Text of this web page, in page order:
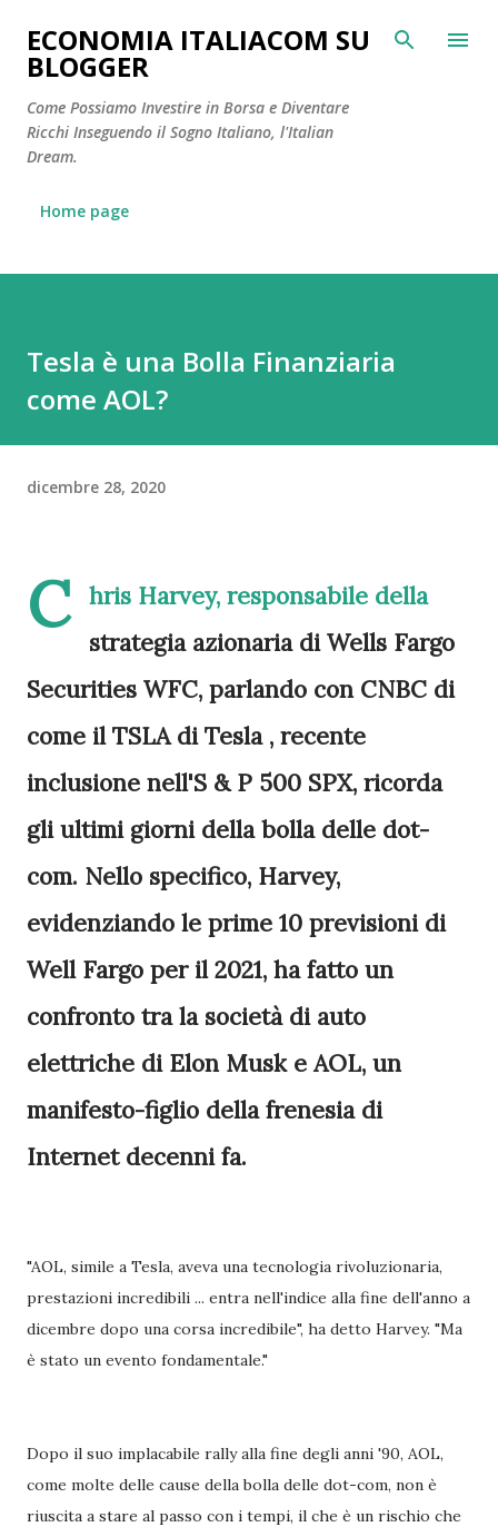
Passa ai contenuti principali
ECONOMIA ITALIACOM SU
BLOGGER
Come Possiamo Investire in Borsa e Diventare
Ricchi Inseguendo il Sogno Italiano, l'Italian
Dream.
Home page
Tesla è una Bolla Finanziaria
come AOL?
dicembre 28, 2020
C hris Harvey, responsabile della
strategia azionaria di Wells Fargo
Securities WFC, parlando con CNBC di
come il TSLA di Tesla , recente
inclusione nell'S & P 500 SPX, ricorda
gli ultimi giorni della bolla delle dot-
com. Nello specifico, Harvey,
evidenziando le prime 10 previsioni di
Well Fargo per il 2021, ha fatto un
confronto tra la società di auto
elettriche di Elon Musk e AOL, un
manifesto-figlio della frenesia di
Internet decenni fa.
"AOL, simile a Tesla, aveva una tecnologia rivoluzionaria,
prestazioni incredibili ... entra nell'indice alla fine dell'anno a
dicembre dopo una corsa incredibile", ha detto Harvey. "Ma
è stato un evento fondamentale."
Dopo il suo implacabile rally alla fine degli anni '90, AOL,
come molte delle cause della bolla delle dot-com, non è
riuscita a stare al passo con i tempi, il che è un rischio che